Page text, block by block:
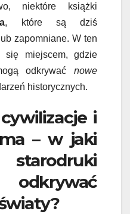
niektóre książki
, które są dziś
zapomniane. W ten
się miejscem, gdzie
odkrywać nowe
historycznych.
i
– w jaki